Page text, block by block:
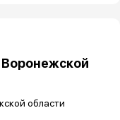
Воронежской